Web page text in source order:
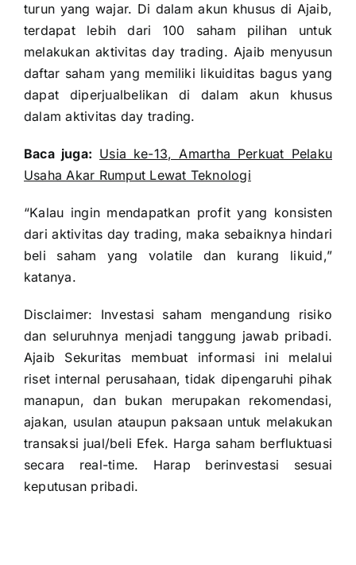
turun yang wajar. Di dalam akun khusus di Ajaib,
terdapat lebih dari 100 saham pilihan untuk
melakukan aktivitas day trading. Ajaib menyusun
daftar saham yang memiliki likuiditas bagus yang
dapat diperjualbelikan di dalam akun khusus
dalam aktivitas day trading.
Baca juga: Usia ke-13, Amartha Perkuat Pelaku
Usaha Akar Rumput Lewat Teknologi
“Kalau ingin mendapatkan profit yang konsisten
dari aktivitas day trading, maka sebaiknya hindari
beli saham yang volatile dan kurang likuid,”
katanya.
Disclaimer: Investasi saham mengandung risiko
dan seluruhnya menjadi tanggung jawab pribadi.
Ajaib Sekuritas membuat informasi ini melalui
riset internal perusahaan, tidak dipengaruhi pihak
manapun, dan bukan merupakan rekomendasi,
ajakan, usulan ataupun paksaan untuk melakukan
transaksi jual/beli Efek. Harga saham berfluktuasi
secara real-time. Harap berinvestasi sesuai
keputusan pribadi.